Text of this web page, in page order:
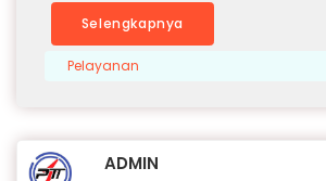
Selengkapnya
Pelayanan
ADMIN